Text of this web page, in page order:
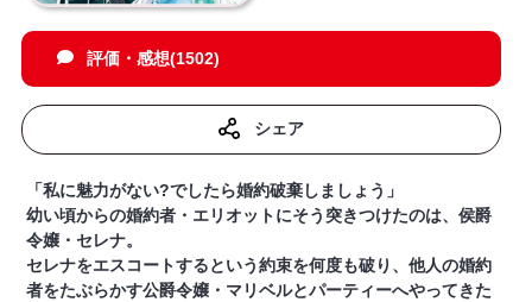
評価・感想(1502)
シェア
「私に魅力がない?でしたら婚約破棄しましょう」
幼い頃からの婚約者・エリオットにそう突きつけたのは、侯爵
令嬢・セレナ。
セレナをエスコートするという約束を何度も破り、他人の婚約
者をたぶらかす公爵令嬢・マリベルとパーティーへやってきた